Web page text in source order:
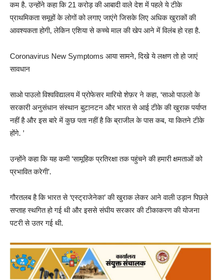
कम है. उन्होंने कहा कि 21 करोड़ की आबादी वाले देश में पहले ये टीके
प्राथमिकता समूहों के लोगों को लगाए जाएंगे जिसके लिए अधिक खुराकों की
आवश्यकता होगी, लेकिन एशिया से कच्चे माल की खेप आने में विलंब हो रहा है.
Coronavirus New Symptoms आया सामने, दिखे ये लक्षण तो हो जाएं
सावधान
साओ पाउलो विश्वविद्यालय में प्रोफेसर मारियो शेफ़र ने कहा, ‘साओ पाउलो के
सरकारी अनुसंधान संस्थान बुटानटन और भारत से आई टीके की खुराक पर्याप्त
नहीं है और इस बारे में कुछ पता नहीं है कि ब्राजील के पास कब, या कितने टीके
होंगे. ’
उन्होंने कहा कि यह कमी ‘सामूहिक प्रतिरक्षा तक पहुंचने की हमारी क्षमताओं को
प्रभावित करेगी’.
गौरतलब है कि भारत से ‘एस्ट्राजेनेका’ की खुराक लेकर आने वाली उड़ान पिछले
सप्ताह स्थगित हो गई थी और इससे संघीय सरकार की टीकाकरण की योजना
पटरी से उतर गई थी.